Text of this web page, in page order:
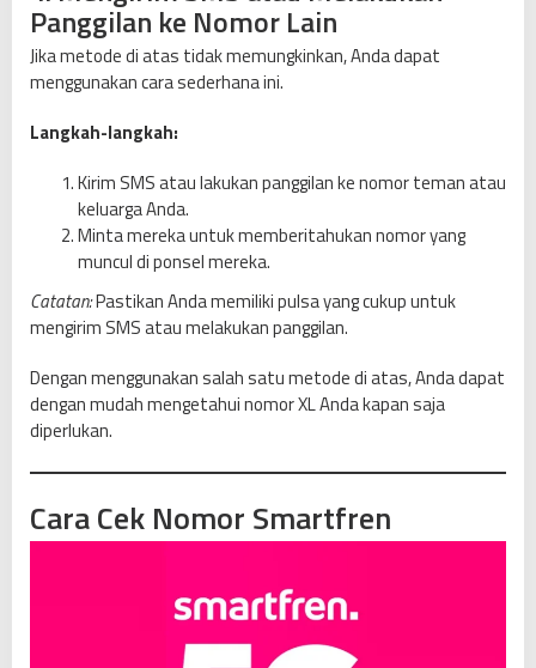
Panggilan ke Nomor Lain
Jika metode di atas tidak memungkinkan, Anda dapat
menggunakan cara sederhana ini.
Langkah-langkah:
Kirim SMS atau lakukan panggilan ke nomor teman atau
keluarga Anda.
Minta mereka untuk memberitahukan nomor yang
muncul di ponsel mereka.
Catatan:Pastikan Anda memiliki pulsa yang cukup untuk
mengirim SMS atau melakukan panggilan.
Dengan menggunakan salah satu metode di atas, Anda dapat
dengan mudah mengetahui nomor XL Anda kapan saja
diperlukan.
Cara Cek Nomor Smartfren